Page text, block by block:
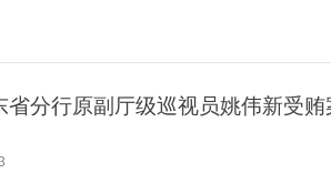
省分行原副厅级巡视员姚伟新受贿